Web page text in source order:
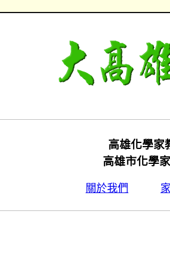
高雄化學家
高雄市化學
關於我們